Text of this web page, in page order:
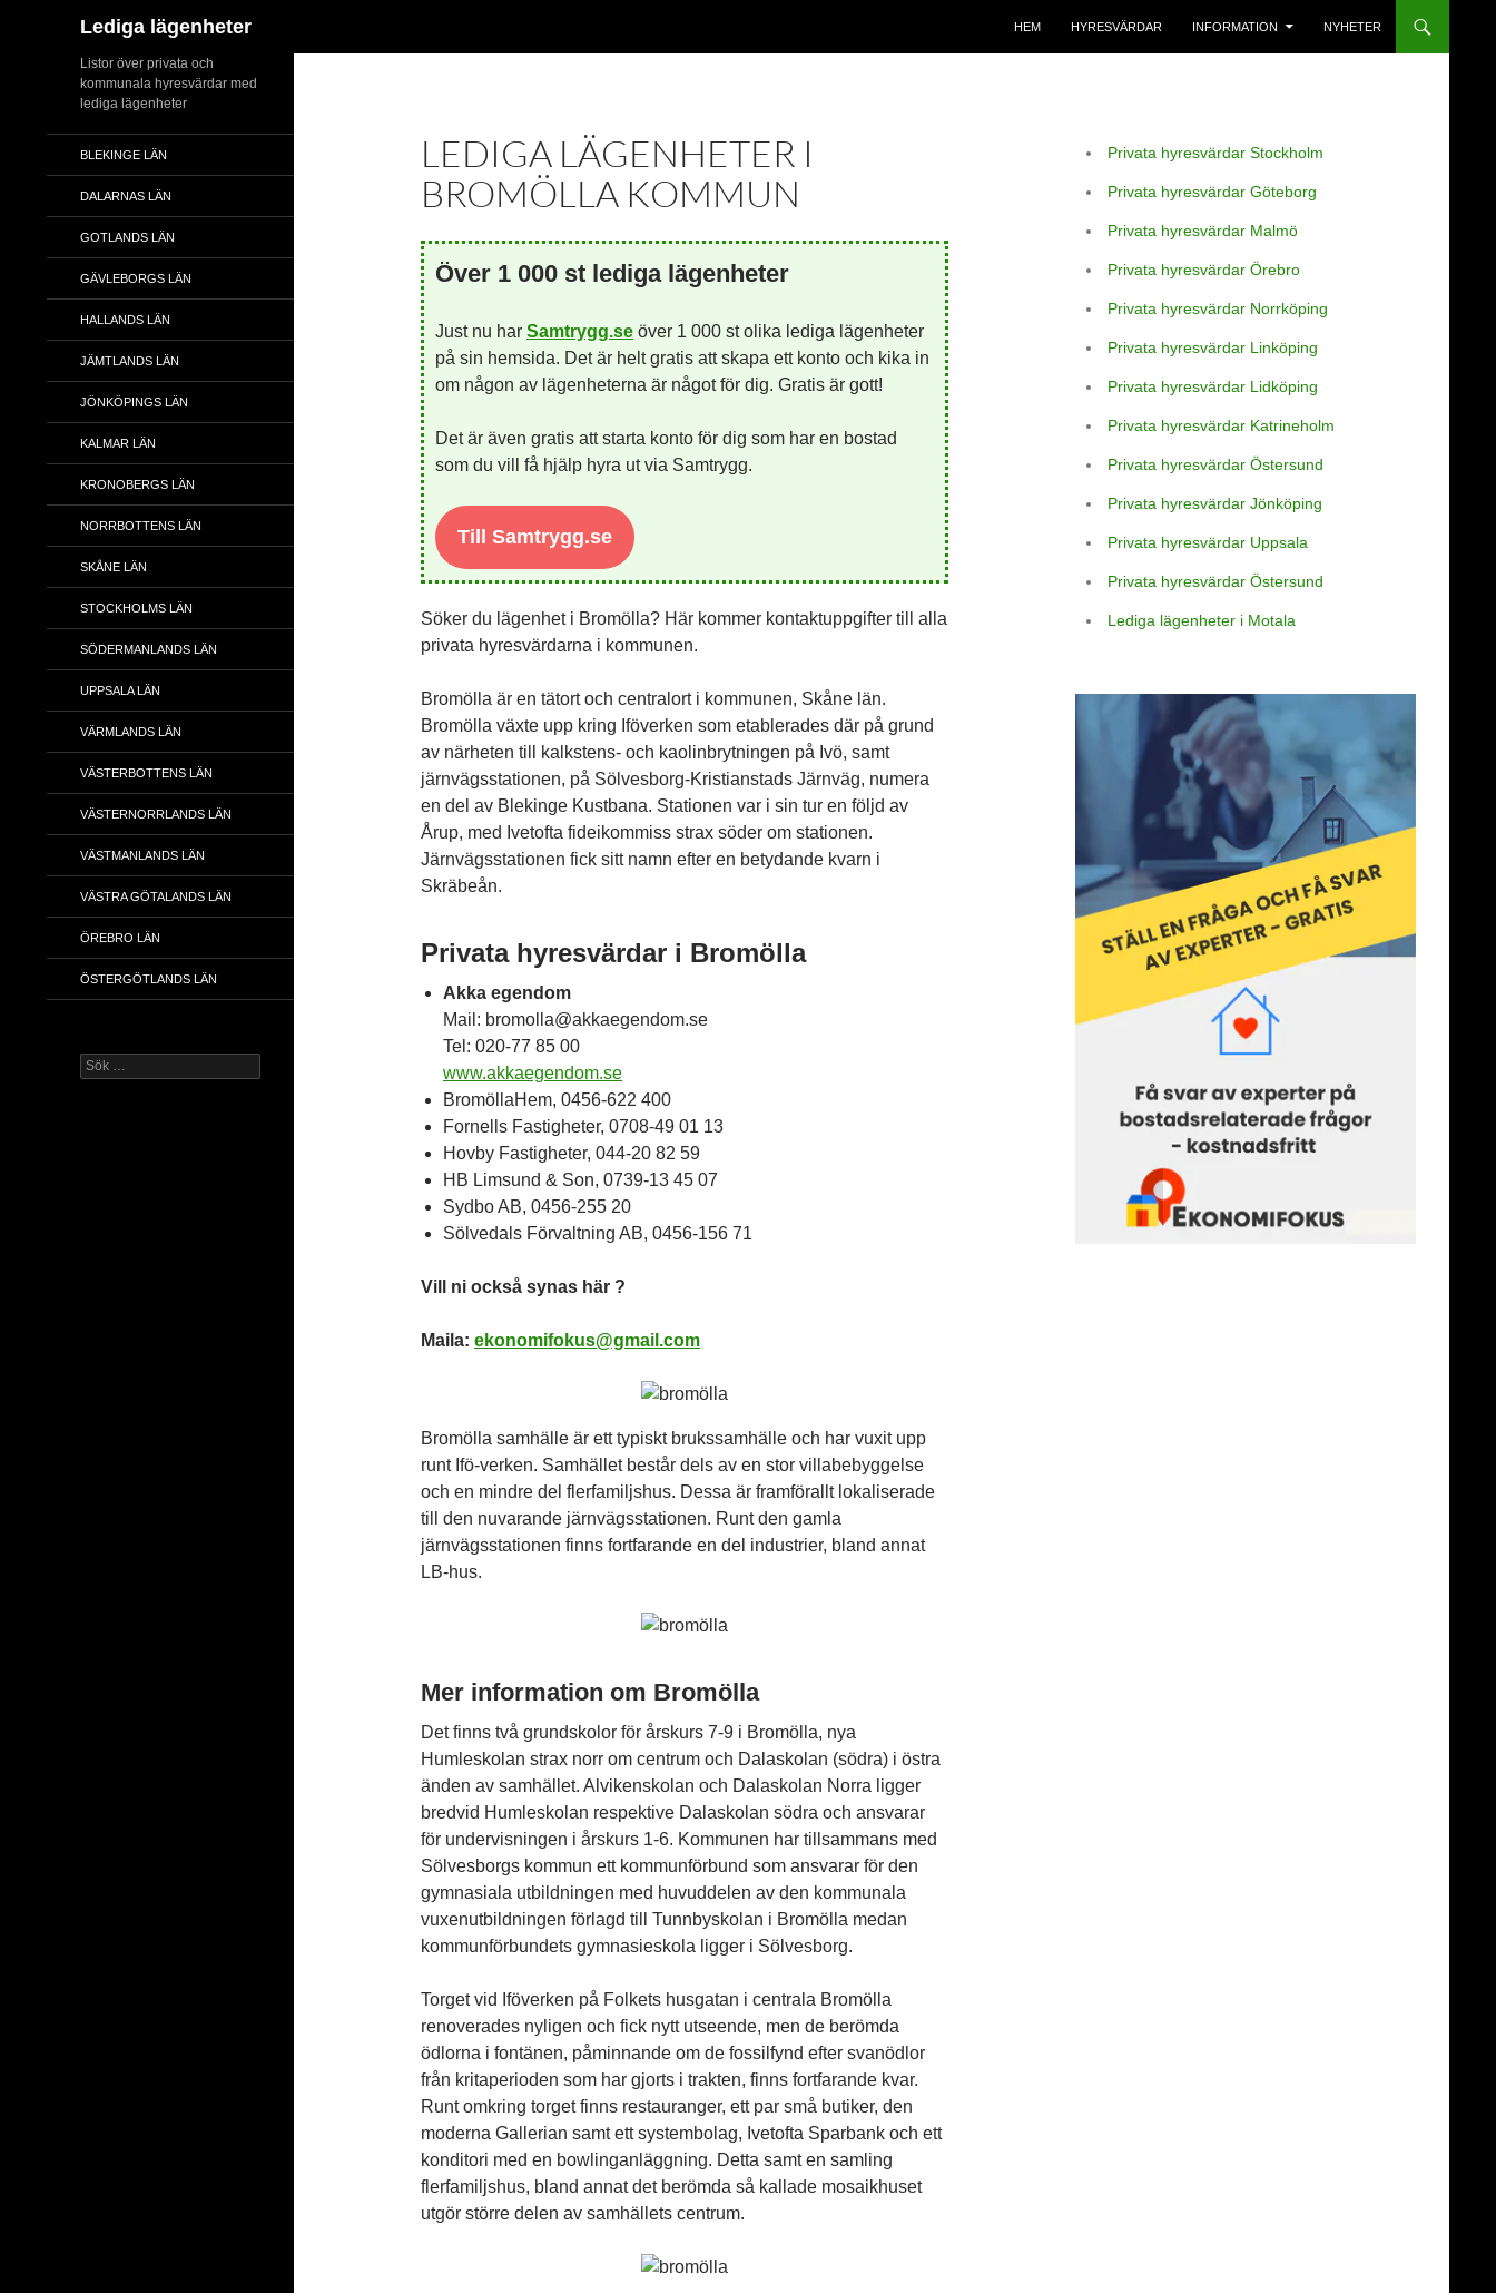
Lediga lägenheter HEM HYRESVÄRDAR INFORMATION NYHETER
LEDIGA LÄGENHETER I
BROMÖLLA KOMMUN
Över 1 000 st lediga lägenheter
Just nu har Samtrygg.se över 1 000 st olika lediga lägenheter
på sin hemsida. Det är helt gratis att skapa ett konto och kika in
om någon av lägenheterna är något för dig. Gratis är gott!
Det är även gratis att starta konto för dig som har en bostad
som du vill få hjälp hyra ut via Samtrygg.
Till Samtrygg.se
Söker du lägenhet i Bromölla? Här kommer kontaktuppgifter till alla
privata hyresvärdarna i kommunen.
Bromölla är en tätort och centralort i kommunen, Skåne län.
Bromölla växte upp kring Iföverken som etablerades där på grund
av närheten till kalkstens- och kaolinbrytningen på Ivö, samt
järnvägsstationen, på Sölvesborg-Kristianstads Järnväg, numera
en del av Blekinge Kustbana. Stationen var i sin tur en följd av
Årup, med Ivetofta fideikommiss strax söder om stationen.
Järnvägsstationen fick sitt namn efter en betydande kvarn i
Skräbeån.
Privata hyresvärdar i Bromölla
Akka egendom
Mail: bromolla@akkaegendom.se
Tel: 020-77 85 00
www.akkaegendom.se
BromöllaHem, 0456-622 400
Fornells Fastigheter, 0708-49 01 13
Hovby Fastigheter, 044-20 82 59
HB Limsund & Son, 0739-13 45 07
Sydbo AB, 0456-255 20
Sölvedals Förvaltning AB, 0456-156 71
Vill ni också synas här ?
Maila: ekonomifokus@gmail.com
Bromölla samhälle är ett typiskt brukssamhälle och har vuxit upp
runt Ifö-verken. Samhället består dels av en stor villabebyggelse
och en mindre del flerfamiljshus. Dessa är framförallt lokaliserade
till den nuvarande järnvägsstationen. Runt den gamla
järnvägsstationen finns fortfarande en del industrier, bland annat
LB-hus.
Mer information om Bromölla
Det finns två grundskolor för årskurs 7-9 i Bromölla, nya
Humleskolan strax norr om centrum och Dalaskolan (södra) i östra
änden av samhället. Alvikenskolan och Dalaskolan Norra ligger
bredvid Humleskolan respektive Dalaskolan södra och ansvarar
för undervisningen i årskurs 1-6. Kommunen har tillsammans med
Sölvesborgs kommun ett kommunförbund som ansvarar för den
gymnasiala utbildningen med huvuddelen av den kommunala
vuxenutbildningen förlagd till Tunnbyskolan i Bromölla medan
kommunförbundets gymnasieskola ligger i Sölvesborg.
Torget vid Iföverken på Folkets husgatan i centrala Bromölla
renoverades nyligen och fick nytt utseende, men de berömda
ödlorna i fontänen, påminnande om de fossilfynd efter svanödlor
från kritaperioden som har gjorts i trakten, finns fortfarande kvar.
Runt omkring torget finns restauranger, ett par små butiker, den
moderna Gallerian samt ett systembolag, Ivetofta Sparbank och ett
konditori med en bowlinganläggning. Detta samt en samling
flerfamiljshus, bland annat det berömda så kallade mosaikhuset
utgör större delen av samhällets centrum.
Privata hyresvärdar Stockholm
Privata hyresvärdar Göteborg
Privata hyresvärdar Malmö
Privata hyresvärdar Örebro
Privata hyresvärdar Norrköping
Privata hyresvärdar Linköping
Privata hyresvärdar Lidköping
Privata hyresvärdar Katrineholm
Privata hyresvärdar Östersund
Privata hyresvärdar Jönköping
Privata hyresvärdar Uppsala
Privata hyresvärdar Östersund
Lediga lägenheter i Motala
Listor över privata och
kommunala hyresvärdar med
lediga lägenheter
BLEKINGE LÄN
DALARNAS LÄN
GOTLANDS LÄN
GÄVLEBORGS LÄN
HALLANDS LÄN
JÄMTLANDS LÄN
JÖNKÖPINGS LÄN
KALMAR LÄN
KRONOBERGS LÄN
NORRBOTTENS LÄN
SKÅNE LÄN
STOCKHOLMS LÄN
SÖDERMANLANDS LÄN
UPPSALA LÄN
VÄRMLANDS LÄN
VÄSTERBOTTENS LÄN
VÄSTERNORRLANDS LÄN
VÄSTMANLANDS LÄN
VÄSTRA GÖTALANDS LÄN
ÖREBRO LÄN
ÖSTERGÖTLANDS LÄN
Sök
efter: